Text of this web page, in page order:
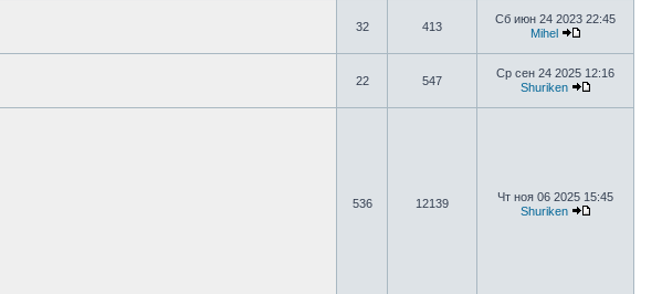
32 413
Сб июн 24 2023 22:45
Mihel
22 547
Ср сен 24 2025 12:16
Shuriken
536 12139
Чт ноя 06 2025 15:45
Shuriken